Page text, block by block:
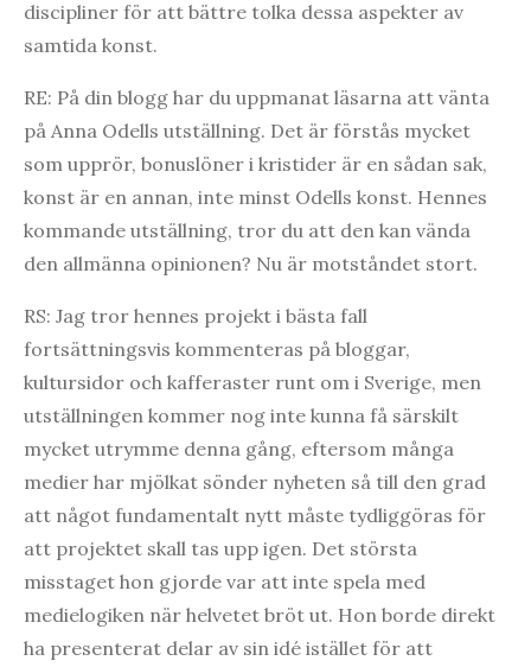
discipliner för att bättre tolka dessa aspekter av
samtida konst.
RE: På din blogg har du uppmanat läsarna att vänta
på Anna Odells utställning. Det är förstås mycket
som upprör, bonuslöner i kristider är en sådan sak,
konst är en annan, inte minst Odells konst. Hennes
kommande utställning, tror du att den kan vända
den allmänna opinionen? Nu är motståndet stort.
RS: Jag tror hennes projekt i bästa fall
fortsättningsvis kommenteras på bloggar,
kultursidor och kafferaster runt om i Sverige, men
utställningen kommer nog inte kunna få särskilt
mycket utrymme denna gång, eftersom många
medier har mjölkat sönder nyheten så till den grad
att något fundamentalt nytt måste tydliggöras för
att projektet skall tas upp igen. Det största
misstaget hon gjorde var att inte spela med
medielogiken när helvetet bröt ut. Hon borde direkt
ha presenterat delar av sin idé istället för att